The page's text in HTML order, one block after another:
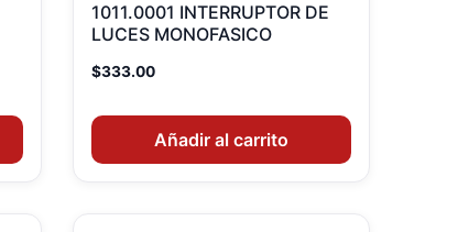
1011.0001 INTERRUPTOR DE
LUCES MONOFASICO
$333.00
Añadir al carrito